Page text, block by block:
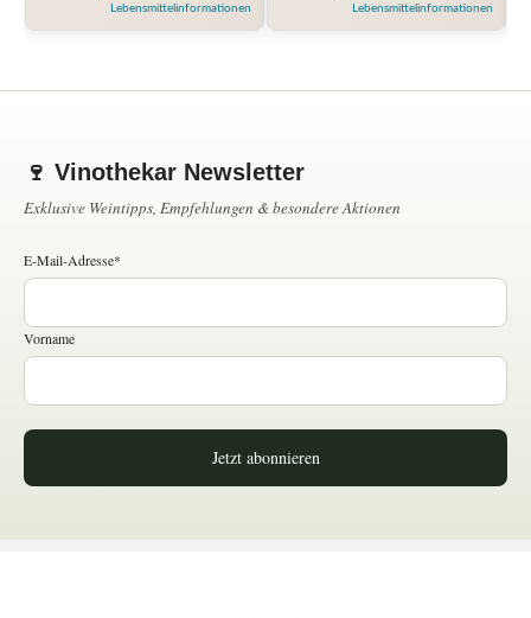
Lebensmittelinformationen Lebensmittelinformationen
🍷 Vinothekar Newsletter
Exklusive Weintipps, Empfehlungen & besondere Aktionen
E-Mail-Adresse*
Vorname
Jetzt abonnieren